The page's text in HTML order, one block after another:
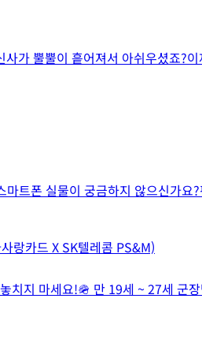
가 뿔뿔이 흩어져서 아쉬우셨죠?
트폰 실물이 궁금하지 않으신가
랑카드 X SK텔레콤 PS&M)
치지 마세요!🪖 만 19세 ~ 27세 군